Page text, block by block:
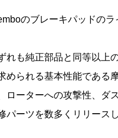
のブレーキパッドの
れも純正部品と同等以上
められる基本性能である
ローターへの攻撃性、ダ
パーツを数多くリリース